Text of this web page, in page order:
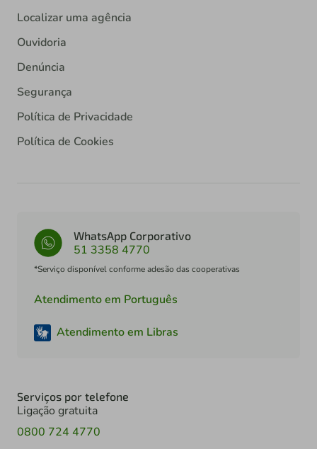
Localizar uma agência
Ouvidoria
Denúncia
Segurança
Política de Privacidade
Política de Cookies
WhatsApp Corporativo
51 3358 4770
*Serviço disponível conforme adesão das cooperativas
Atendimento em Português
Atendimento em Libras
Serviços por telefone
Ligação gratuita
0800 724 4770